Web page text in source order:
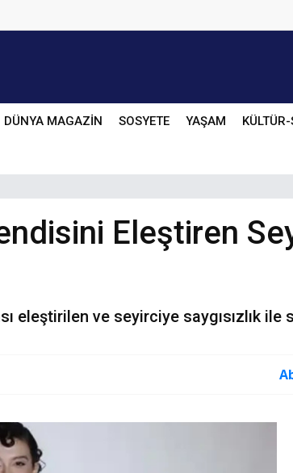
DÜNYA MAGAZİN SOSYETE YAŞAM
Eleştiren
eleştirilen ve seyirciye saygısızlık